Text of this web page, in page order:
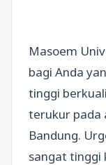
Masoem
bagi Anda
tinggi
terukur pada
Bandung.
sangat tinggi